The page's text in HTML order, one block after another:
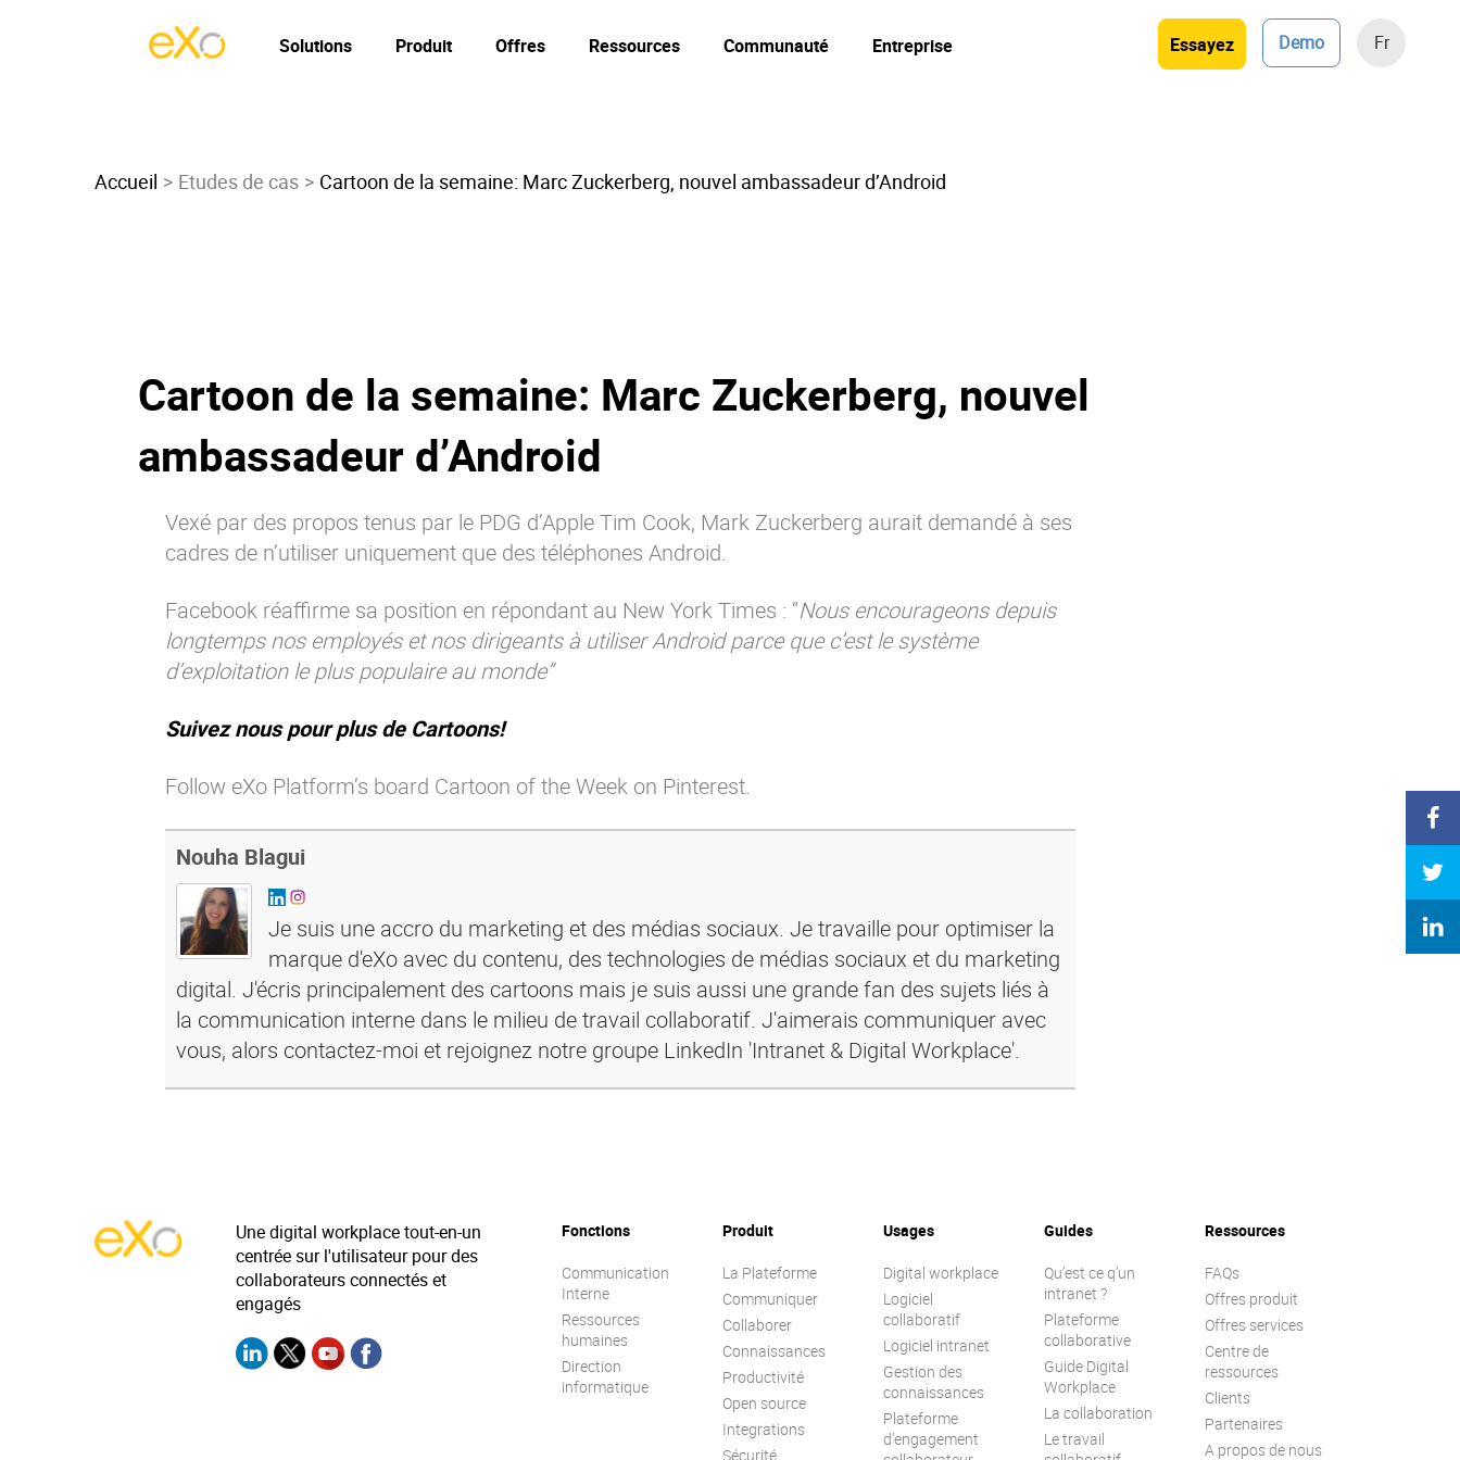
Essayez Demo Fr
Solutions Produit Offres Ressources Communauté Entreprise
Accueil Etudes de cas Cartoon de la semaine: Marc Zuckerberg, nouvel ambassadeur d’Android
Cartoon de la semaine: Marc Zuckerberg, nouvel
ambassadeur d’Android
Vexé par des propos tenus par le PDG d’Apple Tim Cook, Mark Zuckerberg aurait demandé à ses
cadres de n’utiliser uniquement que des téléphones Android.
Facebook réaffirme sa position en répondant au New York Times : “Nous encourageons depuis
longtemps nos employés et nos dirigeants à utiliser Android parce que c’est le système
d’exploitation le plus populaire au monde”
Suivez nous pour plus de Cartoons!
Follow eXo Platform’s board Cartoon of the Week on Pinterest.
Nouha Blagui
Je suis une accro du marketing et des médias sociaux. Je travaille pour optimiser la
marque d'eXo avec du contenu, des technologies de médias sociaux et du marketing
digital. J'écris principalement des cartoons mais je suis aussi une grande fan des sujets liés à
la communication interne dans le milieu de travail collaboratif. J'aimerais communiquer avec
vous, alors contactez-moi et rejoignez notre groupe LinkedIn 'Intranet & Digital Workplace'.
Une digital workplace tout-en-un
centrée sur l'utilisateur pour des
collaborateurs connectés et
engagés
Fonctions
Communication
Interne
Ressources
humaines
Direction
informatique
Produit
La Plateforme
Communiquer
Collaborer
Connaissances
Productivité
Open source
Integrations
Sécurité
Usages
Digital workplace
Logiciel
collaboratif
Logiciel intranet
Gestion des
connaissances
Plateforme
d’engagement
Guides
Qu’est ce q’un
intranet ?
Plateforme
collaborative
Guide Digital
Workplace
La collaboration
Le travail
Ressources
FAQs
Offres produit
Offres services
Centre de
ressources
Clients
Partenaires
A propos de nous